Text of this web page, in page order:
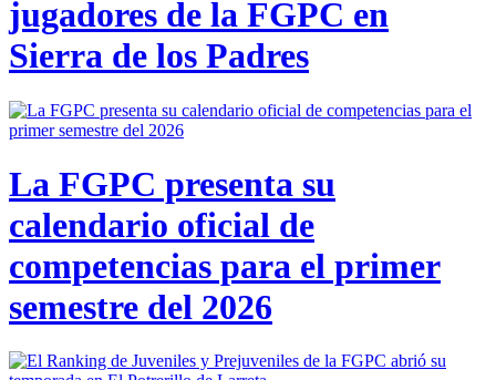
jugadores de la FGPC en
Sierra de los Padres
La FGPC presenta su
calendario oficial de
competencias para el primer
semestre del 2026